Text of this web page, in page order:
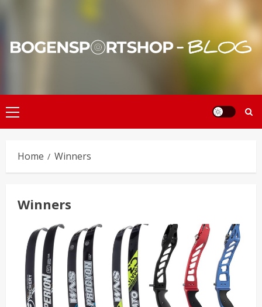
Primary
Menu
Home Winners
Winners